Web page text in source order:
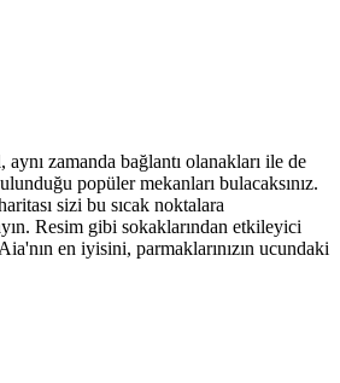
zamanda bağlantı olanakları ile de
popüler mekanları bulacaksınız.
sizi bu sıcak noktalara
Resim gibi sokaklarından etkileyici
en iyisini, parmaklarınızın ucundaki